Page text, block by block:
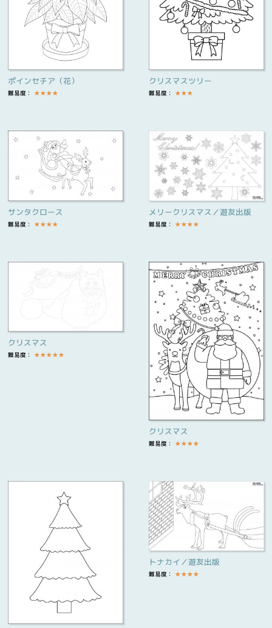
ポインセチア（花）
難易度： ★★★★
クリスマスツリー
難易度： ★★★
サンタクロース
難易度： ★★★★
メリークリスマス／遊友出版
難易度： ★★★★
クリスマス
難易度： ★★★★★
クリスマス
難易度： ★★★★
トナカイ／遊友出版
難易度： ★★★★